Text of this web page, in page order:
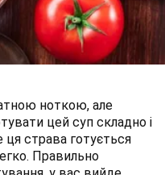
ноткою, але
цей суп складно і
страва готується
Правильно